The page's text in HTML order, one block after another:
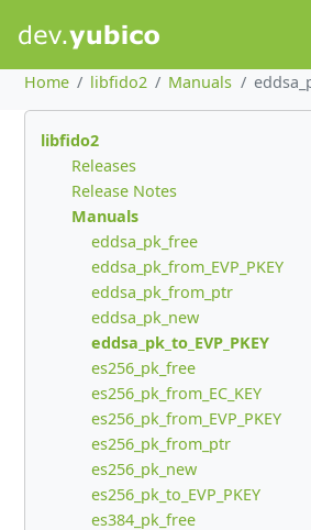
Home libfido2 Manuals
libfido2
Releases
Release Notes
Manuals
eddsa_pk_free
eddsa_pk_from_EVP_PKEY
eddsa_pk_from_ptr
eddsa_pk_new
eddsa_pk_to_EVP_PKEY
es256_pk_free
es256_pk_from_EC_KEY
es256_pk_from_EVP_PKEY
es256_pk_from_ptr
es256_pk_new
es256_pk_to_EVP_PKEY
es384_pk_free